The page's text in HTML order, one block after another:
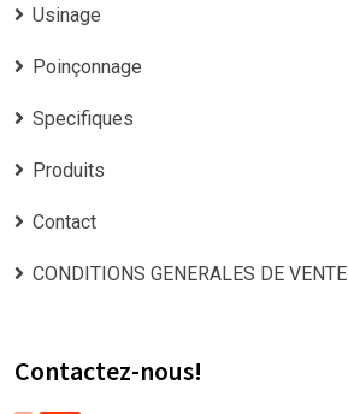
Usinage
Poinçonnage
Specifiques
Produits
Contact
CONDITIONS GENERALES DE VENTE
Contactez-nous!